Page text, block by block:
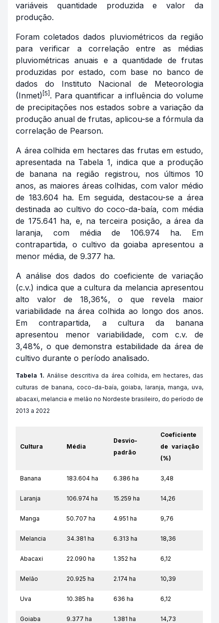
variáveis quantidade produzida e valor da
produção.
Foram coletados dados pluviométricos da região
para verificar a correlação entre as médias
pluviométricas anuais e a quantidade de frutas
produzidas por estado, com base no banco de
dados do Instituto Nacional de Meteorologia
(Inmet) [5] . Para quantificar a influência do volume
de precipitações nos estados sobre a variação da
produção anual de frutas, aplicou-se a fórmula da
correlação de Pearson.
A área colhida em hectares das frutas em estudo,
apresentada na Tabela 1, indica que a produção
de banana na região registrou, nos últimos 10
anos, as maiores áreas colhidas, com valor médio
de 183.604 ha. Em seguida, destacou-se a área
destinada ao cultivo do coco-da-baía, com média
de 175.641 ha, e, na terceira posição, a área da
laranja, com média de 106.974 ha. Em
contrapartida, o cultivo da goiaba apresentou a
menor média, de 9.377 ha.
A análise dos dados do coeficiente de variação
(c.v.) indica que a cultura da melancia apresentou
alto valor de 18,36%, o que revela maior
variabilidade na área colhida ao longo dos anos.
Em contrapartida, a cultura da banana
apresentou menor variabilidade, com c.v. de
3,48%, o que demonstra estabilidade da área de
cultivo durante o período analisado.
Tabela 1. Análise descritiva da área colhida, em hectares, das
culturas de banana, coco-da-baía, goiaba, laranja, manga, uva,
abacaxi, melancia e melão no Nordeste brasileiro, do período de
2013 a 2022
Cultura Média
Desvio-
padrão
Coeficiente
de variação
(%)
Banana 183.604 ha 6.386 ha 3,48
Laranja 106.974 ha 15.259 ha 14,26
Manga 50.707 ha 4.951 ha 9,76
Melancia 34.381 ha 6.313 ha 18,36
Abacaxi 22.090 ha 1.352 ha 6,12
Melão 20.925 ha 2.174 ha 10,39
Uva 10.385 ha 636 ha 6,12
Goiaba 9.377 ha 1.381 ha 14,73